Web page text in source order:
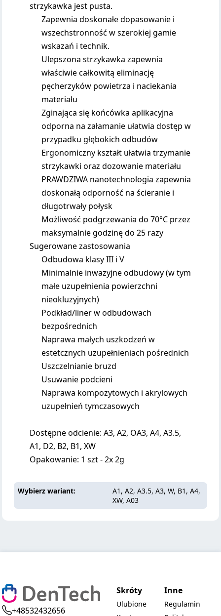
strzykawka jest pusta.
Zapewnia doskonałe dopasowanie i
wszechstronność w szerokiej gamie
wskazań i technik.
Ulepszona strzykawka zapewnia
właściwie całkowitą eliminację
pęcherzyków powietrza i naciekania
materiału
Zginająca się końcówka aplikacyjna
odporna na załamanie ułatwia dostęp w
przypadku głębokich odbudów
Ergonomiczny kształt ułatwia trzymanie
strzykawki oraz dozowanie materiału
PRAWDZIWA nanotechnologia zapewnia
doskonałą odporność na ścieranie i
długotrwały połysk
Możliwość podgrzewania do 70°C przez
maksymalnie godzinę do 25 razy
Sugerowane zastosowania
Odbudowa klasy III i V
Minimalnie inwazyjne odbudowy (w tym
małe uzupełnienia powierzchni
nieokluzyjnych)
Podkład/liner w odbudowach
bezpośrednich
Naprawa małych uszkodzeń w
estetcznych uzupełnieniach pośrednich
Uszczelnianie bruzd
Usuwanie podcieni
Naprawa kompozytowych i akrylowych
uzupełnień tymczasowych
Dostępne odcienie: A3, A2, OA3, A4, A3.5,
A1, D2, B2, B1, XW
Opakowanie: 1 szt - 2x 2g
Wybierz wariant
A1, A2, A3.5, A3, W, B1, A4,
XW, A03
+48532432656
Skróty
Ulubione
Inne
Regulamin